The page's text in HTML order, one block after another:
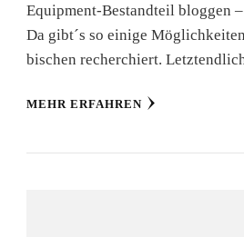
Equipment-Bestandteil bloggen
Da gibt´s so einige
bischen recherchiert.
MEHR ERFAHREN